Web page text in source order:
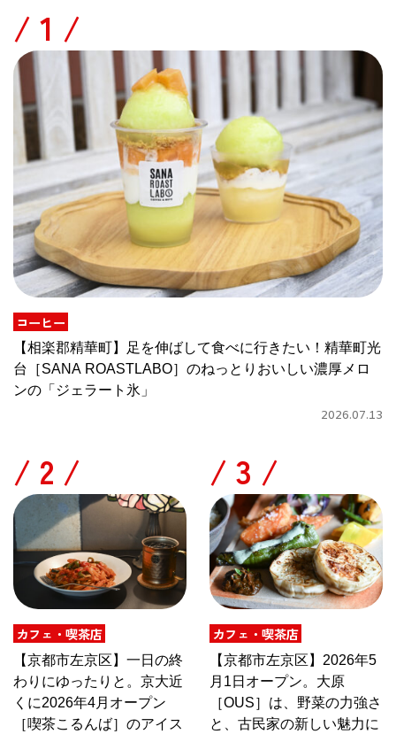
/
コーヒー
【相楽郡精華町】足を伸ばして食べに行きたい！精華町光
台［SANA ROASTLABO］のねっとりおいしい濃厚メロ
ンの「ジェラート氷」
2026.07.13
/
カフェ・喫茶店
【京都市左京区】一日の終
わりにゆったりと。京大近
くに2026年4月オープン
［喫茶こるんば］のアイス
/
カフェ・喫茶店
【京都市左京区】2026年5
月1日オープン。大原
［OUS］は、野菜の力強さ
と、古民家の新しい魅力に